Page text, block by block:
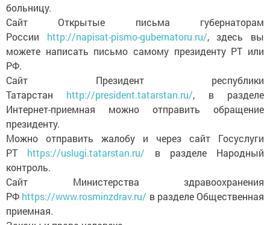
больницу.
Сайт Открытые письма губернаторам
России http://napisat-pismo-gubernatoru.ru/, здесь вы
можете написать письмо самому президенту РТ или
РФ.
Сайт Президент республики
Татарстан http://president.tatarstan.ru/, в разделе
Интернет-приемная можно отправить обращение
президенту.
Можно отправить жалобу и через сайт Госуслуги
РТ https://uslugi.tatarstan.ru/ в разделе Народный
контроль.
Сайт Министерства здравоохранения
РФ https://www.rosminzdrav.ru/ в разделе Общественная
приемная.